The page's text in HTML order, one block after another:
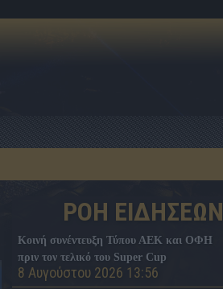
ΡΟΗ ΕΙΔΗΣΕΩΝ
Κοινή συνέντευξη Τύπου ΑΕΚ και ΟΦΗ
πριν τον τελικό του Super Cup
8 Αυγούστου 2026 13:56